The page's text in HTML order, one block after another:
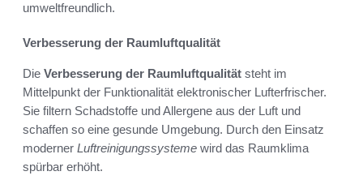
umweltfreundlich.
Verbesserung der Raumluftqualität
Die Verbesserung der Raumluftqualität steht im
Mittelpunkt der Funktionalität elektronischer Lufterfrischer.
Sie filtern Schadstoffe und Allergene aus der Luft und
schaffen so eine gesunde Umgebung. Durch den Einsatz
moderner Luftreinigungssysteme wird das Raumklima
spürbar erhöht.